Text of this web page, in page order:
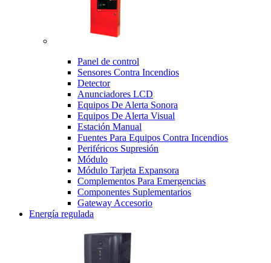
Panel de control
Sensores Contra Incendios
Detector
Anunciadores LCD
Equipos De Alerta Sonora
Equipos De Alerta Visual
Estación Manual
Fuentes Para Equipos Contra Incendios
Periféricos Supresión
Módulo
Módulo Tarjeta Expansora
Complementos Para Emergencias
Componentes Suplementarios
Gateway Accesorio
Energía regulada